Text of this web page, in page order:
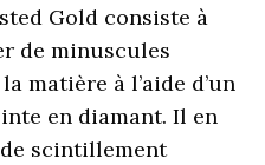
Gold consiste à
de minuscules
matière à l’aide d’un
en diamant. Il en
scintillement